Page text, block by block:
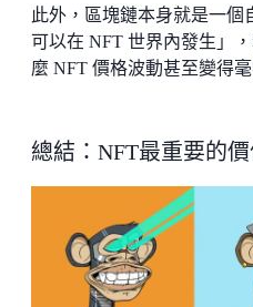
此外，區塊鏈本身就是一
可以在 NFT 世界內發生」
麼 NFT 價格波動甚至變得
總結：NFT最重要的